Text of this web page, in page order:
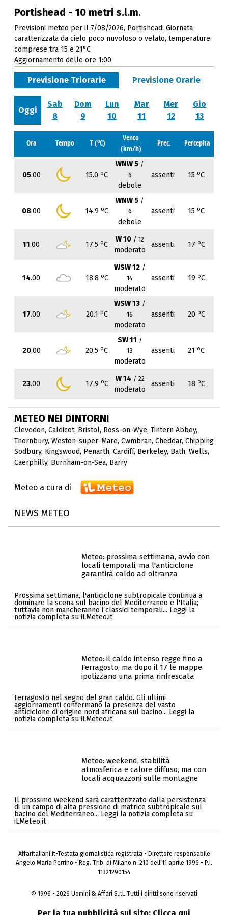
Portishead - 10 metri s.l.m.
Previsioni meteo per il 7/08/2026, Portishead. Giornata
caratterizzata da cielo poco nuvoloso o velato, temperature
comprese tra 15 e 21°C
Aggiornamento delle ore 1:00
Previsione Triorarie Previsione Orarie
Oggi
Sab
8
Dom
9
Lun
10
Mar
11
Mer
12
Gio
13
Ora Tempo T (oC)
Vento
(km/h)
Prec. Percepita
05.00 15.0 oC
WNW 5 /
6
debole
assenti 15 oC
08.00 14.9 oC
WNW 5 /
6
debole
assenti 15 oC
11.00 17.5 oC
W 10 / 12
moderato
assenti 17 oC
14.00 18.8 oC
WSW 12 /
14
moderato
assenti 19 oC
17.00 20.1 oC
WSW 13 /
16
moderato
assenti 20 oC
20.00 20.5 oC
SW 11 /
13
moderato
assenti 21 oC
23.00 17.9 oC
W 14 / 22
moderato
assenti 18 oC
METEO NEI DINTORNI
Clevedon, Caldicot, Bristol, Ross-on-Wye, Tintern Abbey,
Thornbury, Weston-super-Mare, Cwmbran, Cheddar, Chipping
Sodbury, Kingswood, Penarth, Cardiff, Berkeley, Bath, Wells,
Caerphilly, Burnham-on-Sea, Barry
Meteo a cura di
NEWS METEO
Meteo: prossima settimana, avvio con
locali temporali, ma l'anticiclone
garantirà caldo ad oltranza
Prossima settimana, l'anticiclone subtropicale continua a
dominare la scena sul bacino del Mediterraneo e l'Italia;
tuttavia non mancheranno i classici temporali... Leggi la
notizia completa su iLMeteo.it
Meteo: il caldo intenso regge fino a
Ferragosto, ma dopo il 17 le mappe
ipotizzano una prima rinfrescata
Ferragosto nel segno del gran caldo. Gli ultimi
aggiornamenti confermano la presenza del vasto
anticiclone di origine nord africana sul bacino... Leggi la
notizia completa su iLMeteo.it
Meteo: weekend, stabilità
atmosferica e calore diffuso, ma con
locali acquazzoni sulle montagne
Il prossimo weekend sarà caratterizzato dalla persistenza
di un campo di alta pressione di matrice subtropicale sul
bacino del Mediterraneo... Leggi la notizia completa su
iLMeteo.it
Affaritaliani.it-Testata giornalistica registrata - Direttore responsabile
Angelo Maria Perrino - Reg. Trib. di Milano n. 210 dell'11 aprile 1996 - P.I.
11321290154
© 1996 - 2026 Uomini & Affari S.r.l. Tutti i diritti sono riservati
Per la tua pubblicità sul sito: Clicca qui